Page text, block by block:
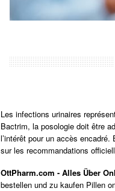
Les infections urinaires
Bactrim, la posologie doit être
l’intérêt pour un accès
sur les recommandations
OttPharm.com - Alles Über
bestellen und zu kaufen Pillen